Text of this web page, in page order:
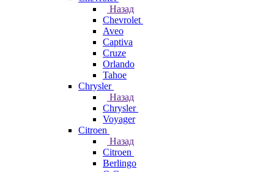
Назад
Chevrolet
Aveo
Captiva
Cruze
Orlando
Tahoe
Chrysler
Назад
Chrysler
Voyager
Citroen
Назад
Citroen
Berlingo